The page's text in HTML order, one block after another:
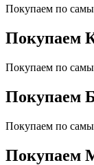
Покупаем по
Покупаем
Покупаем по
Покупаем
Покупаем по
Покупаем